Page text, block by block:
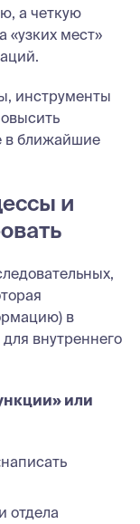
а четкую
«узких мест»
инструменты
в ближайшие
и
в
для внутреннего
или
отдела